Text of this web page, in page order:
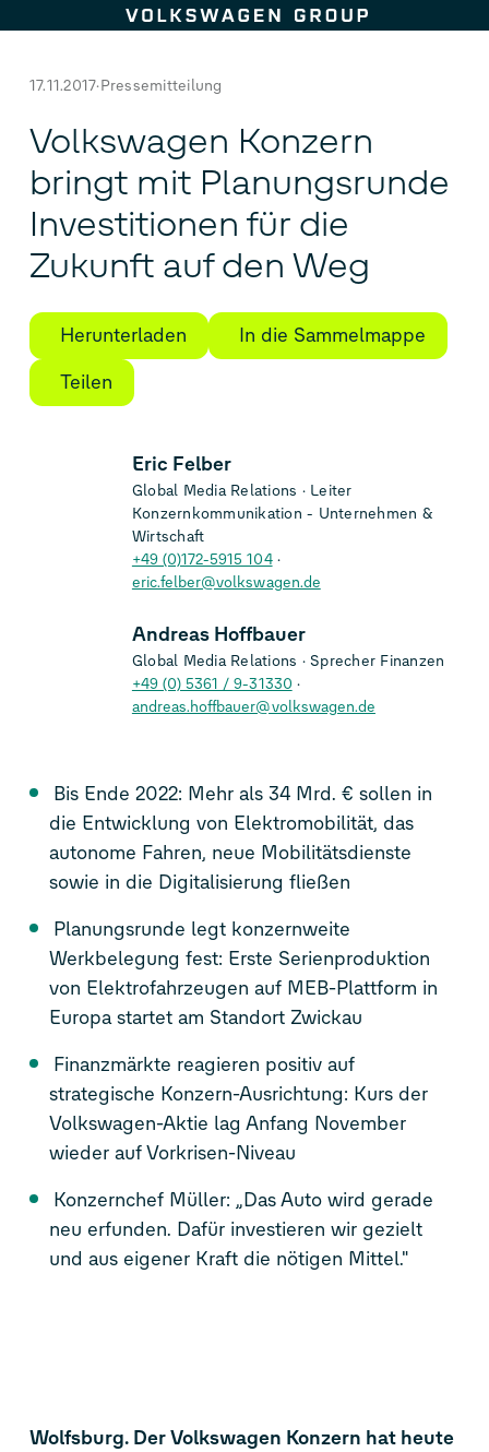
Zum Seiteninhalt springen
17.11.2017 Pressemitteilung
Volkswagen Konzern
bringt mit Planungsrunde
Investitionen für die
Zukunft auf den Weg
Herunterladen
In die Sammelmappe
Teilen
Eric Felber
Global Media Relations Leiter
Konzernkommunikation - Unternehmen &
Wirtschaft
+49 (0)172-5915 104
eric.felber@volkswagen.de
Andreas Hoffbauer
Global Media Relations Sprecher Finanzen
+49 (0) 5361 / 9-31330
andreas.hoffbauer@volkswagen.de
die Entwicklung von Elektromobilität, das
autonome Fahren, neue Mobilitätsdienste
sowie in die Digitalisierung fließen
Werkbelegung fest: Erste Serienproduktion
von Elektrofahrzeugen auf MEB-Plattform in
Europa startet am Standort Zwickau
strategische Konzern-Ausrichtung: Kurs der
Volkswagen-Aktie lag Anfang November
wieder auf Vorkrisen-Niveau
neu erfunden. Dafür investieren wir gezielt
und aus eigener Kraft die nötigen Mittel."
Wolfsburg. Der Volkswagen Konzern hat heute